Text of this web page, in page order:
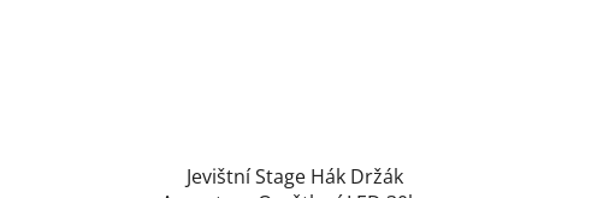
Jevištní Stage Hák Držák